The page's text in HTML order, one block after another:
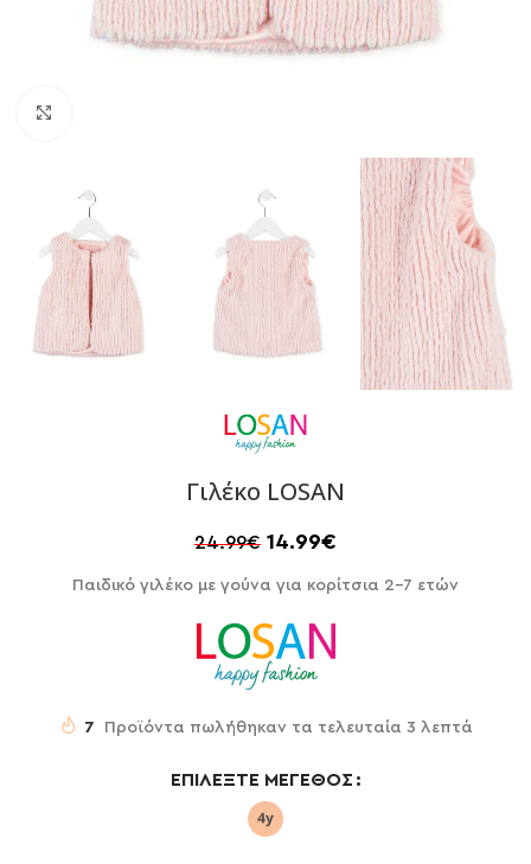
Γιλέκο LOSAN
24.99€ 14.99€
Παιδικό γιλέκο με γούνα για κορίτσια 2-7 ετών
7 Προϊόντα πωλήθηκαν τα τελευταία 3 λεπτά
ΕΠΙΛΈΞΤΕ ΜΈΓΕΘΟΣ